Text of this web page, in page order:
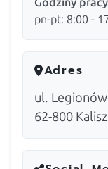
pn-pt: 8:00 -
Adres
ul.
62-800 Kalisz